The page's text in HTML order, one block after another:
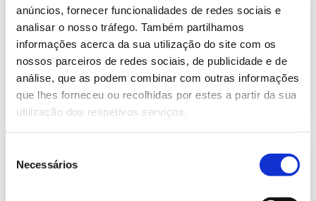
anúncios, fornecer funcionalidades de redes sociais e
analisar o nosso tráfego. Também partilhamos
informações acerca da sua utilização do site com os
nossos parceiros de redes sociais, de publicidade e de
análise, que as podem combinar com outras informações
que lhes forneceu ou recolhidas por estes a partir da sua
utilização dos respetivos serviços.
Necessários
617.54 Kb
Informação Semanal do Sistema
Eletroprodutor da semana 8 de 2022
Publicação com periodicidade semanal, com
informação sobre Eletricidade
2022-02-28 Eletricidade
Eletroprodutor da semana 9 de 2022